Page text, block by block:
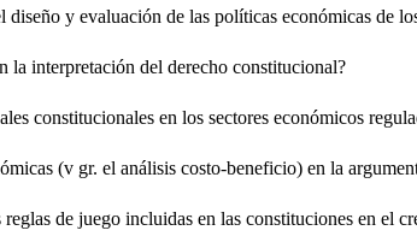
diseño y evaluación de las políticas económicas de
la interpretación del derecho constitucional?
constitucionales en los sectores económicos
(v gr. el análisis costo-beneficio) en la
de juego incluidas en las constituciones en el